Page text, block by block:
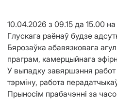
10.04.2026 з 09.15 да 15.00
Глускага раёнаў будзе
Бярозаўка абавязковага
праграм, камерцыйнага
У выпадку завяршэння работ
тэрміну, работа
Прыносім прабачэнні за